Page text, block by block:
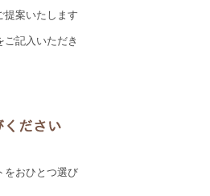
提案いたします
記入いただき
をおひとつ選び